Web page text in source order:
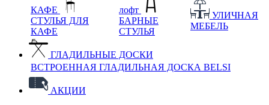
КАФЕ
СТУЛЬЯ ДЛЯ
КАФЕ
лофт
БАРНЫЕ
СТУЛЬЯ
УЛИЧНАЯ
МЕБЕЛЬ
ГЛАДИЛЬНЫЕ ДОСКИ
ВСТРОЕННАЯ ГЛАДИЛЬНАЯ ДОСКА BELSI
АКЦИИ